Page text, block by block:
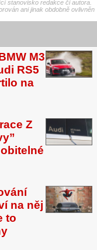
stanovisko redakce či autora.
ani jinak obdobně ovlivněn
M3
RS5
na
Z
na něj
to